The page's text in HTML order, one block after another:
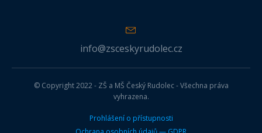
info@zsceskyrudolec.cz
© Copyright 2022 - ZŠ a MŠ Český Rudolec - Všechna práva
vyhrazena.
Prohlášení o přístupnosti